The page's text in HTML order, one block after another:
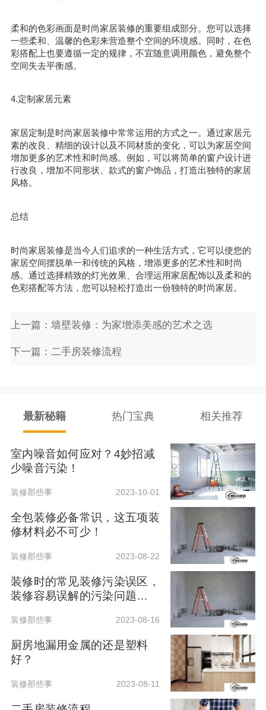
柔和的色彩画面是时尚家居装修的重要组成部分。您可以选择
一些柔和、温馨的色彩来营造整个空间的环境感。同时，在色
彩搭配上也要遵循一定的规律，不宜随意调用颜色，避免整个
空间失去平衡感。
4.定制家居元素
家居定制是时尚家居装修中常常运用的方式之一。通过家居元
素的改良、精细的设计以及不同材质的变化，可以为家居空间
增加更多的艺术性和时尚感。例如，可以将简单的窗户设计进
行改良，增加不同形状、款式的窗户饰品，打造出独特的家居
风格。
总结
时尚家居装修是当今人们追求的一种生活方式，它可以使您的
家居空间摆脱单一和传统的风格，增添更多的艺术性和时尚
感。通过选择精致的灯光效果、合理运用家居配饰以及柔和的
色彩搭配等方法，您可以轻松打造出一份独特的时尚家居。
上一篇：墙壁装修：为家增添美感的艺术之选
下一篇：二手房装修流程
最新秘籍 热门宝典 相关推荐
室内噪音如何应对？4妙招减
少噪音污染！
装修那些事 2023-10-01
全包装修必备常识，这五项装
修材料必不可少！
装修那些事 2023-08-22
装修时的常见装修污染误区，
装修容易误解的污染问题有哪
装修那些事 2023-08-16
厨房地漏用金属的还是塑料
好？
装修那些事 2023-08-11